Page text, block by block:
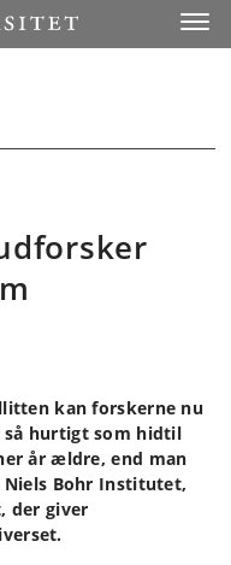
kan forskerne nu
så hurtigt som hidtil
år ældre, end man
Bohr Institutet,
der giver